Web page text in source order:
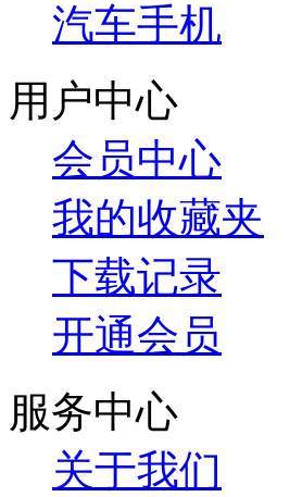
汽车手机
用户中心
会员中心
我的收藏夹
下载记录
开通会员
服务中心
关于我们